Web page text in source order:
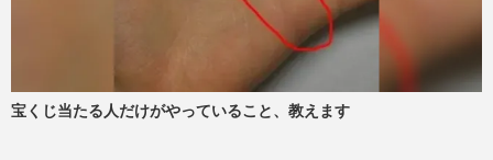
宝くじ当たる人だけがやっていること、教えます